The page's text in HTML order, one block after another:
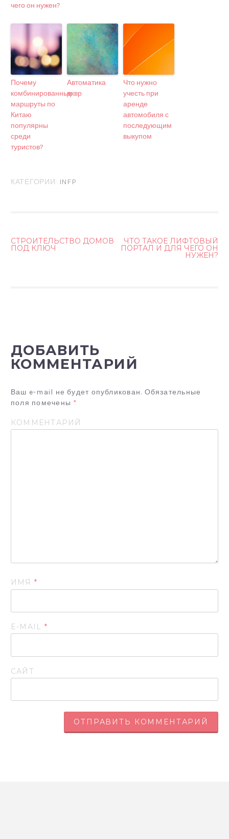
чего он нужен?
Почему
комбинированные
маршруты по
Китаю
популярны
среди
туристов?
Автоматика
дквр
Что нужно
учесть при
аренде
автомобиля с
последующим
выкупом
КАТЕГОРИИ: INFP
Н
Ц
И
Я
П
О
З
СТРОИТЕЛЬСТВО ДОМОВ
ПОД КЛЮЧ
ЧТО ТАКОЕ ЛИФТОВЫЙ
ПОРТАЛ И ДЛЯ ЧЕГО ОН
НУЖЕН?
ДОБАВИТЬ
КОММЕНТАРИЙ
Ваш e-mail не будет опубликован. Обязательные
поля помечены *
КОММЕНТАРИЙ
ИМЯ *
E-MAIL *
САЙТ